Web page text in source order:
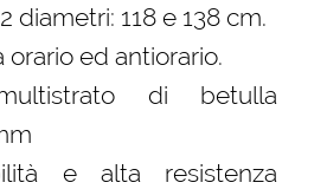
diametri: 118 e 138 cm.
orario ed antiorario.
di betulla
e alta resistenza